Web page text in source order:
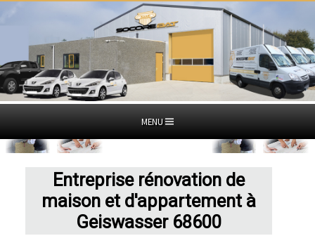
MENU
Entreprise rénovation de
maison et d'appartement à
Geiswasser 68600